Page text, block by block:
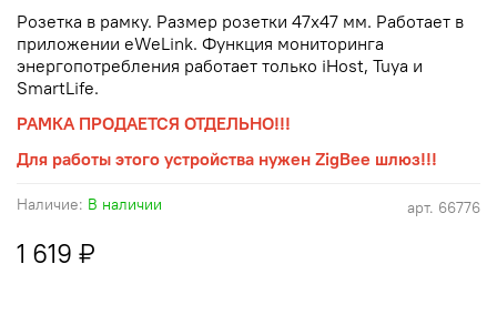
арт. 66776
Наличие: В наличии
1 619 ₽
Розетка в рамку. Размер розетки 47х47 мм. Работает в
приложении eWeLink. Функция мониторинга
энергопотребления работает только iHost, Tuya и
SmartLife.
РАМКА ПРОДАЕТСЯ ОТДЕЛЬНО!!!
Для работы этого устройства нужен ZigBee шлюз!!!